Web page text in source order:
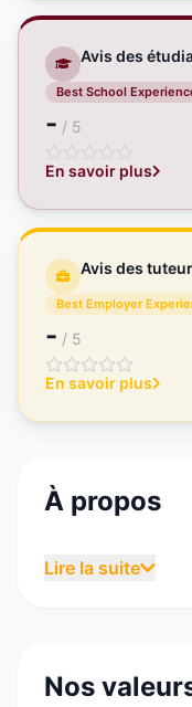
Avis des
Best School
- / 5
En savoir plus
Avis des
Best Employer
- / 5
En savoir plus
À propos
d’enseignement
L’École
Lire la suite
Nos